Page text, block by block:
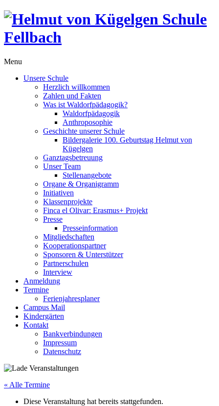
Menu
Unsere Schule
Herzlich willkommen
Zahlen und Fakten
Was ist Waldorfpädagogik?
Waldorfpädagogik
Anthroposophie
Geschichte unserer Schule
Bildergalerie 100. Geburtstag Helmut von
Kügelgen
Ganztagsbetreuung
Unser Team
Stellenangebote
Organe & Organigramm
Initiativen
Klassenprojekte
Finca el Olivar: Erasmus+ Projekt
Presse
Presseinformation
Mitgliedschaften
Kooperationspartner
Sponsoren & Unterstützer
Partnerschulen
Interview
Anmeldung
Termine
Ferienjahresplaner
Campus Mail
Kindergärten
Kontakt
Bankverbindungen
Impressum
Datenschutz
« Alle Termine
Diese Veranstaltung hat bereits stattgefunden.